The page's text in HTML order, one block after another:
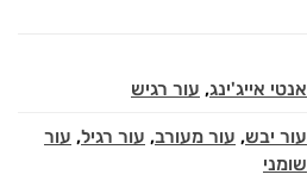
אנטי אייג'ינג, עור רגיש
עור יבש, עור מעורב, עור רגיל, עור
שומני